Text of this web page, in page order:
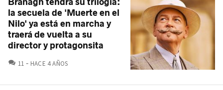
la secuela de 'Muerte en el
Nilo' ya está en marcha y
traerá de vuelta a su
director y protagonsita
11 COMENTARIOS
HACE 4 AÑOS